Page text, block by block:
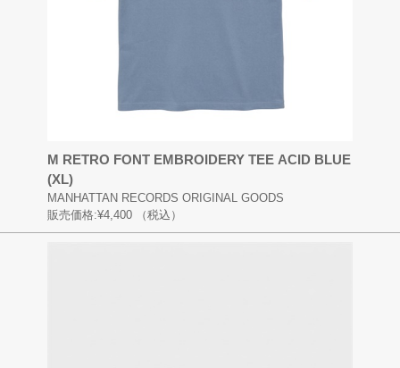
M RETRO FONT EMBROIDERY TEE ACID BLUE
(XL)
MANHATTAN RECORDS ORIGINAL GOODS
販売価格:¥4,400 （税込）